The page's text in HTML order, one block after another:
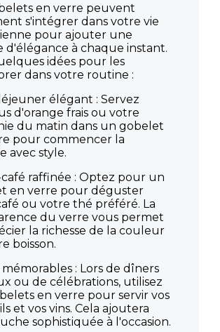
en verre peuvent
s'intégrer dans votre vie
pour ajouter une
d'élégance à chaque instant.
idées pour les
dans votre routine :
élégant : Servez
d'orange frais ou votre
du matin dans un gobelet
pour commencer la
avec style.
café raffinée : Optez pour un
en verre pour déguster
ou votre thé préféré. La
du verre vous permet
la richesse de la couleur
boisson.
: Lors de dîners
ou de célébrations, utilisez
en verre pour servir vos
et vos vins. Cela ajoutera
sophistiquée à l'occasion.